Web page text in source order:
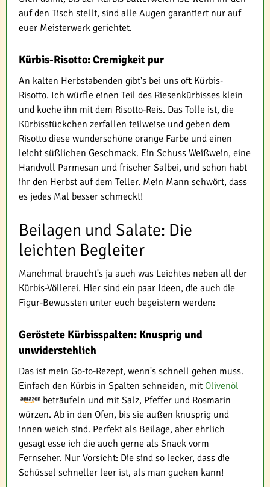
auf den Tisch stellt, sind alle Augen garantiert nur auf
euer Meisterwerk gerichtet.
Kürbis-Risotto: Cremigkeit pur
An kalten Herbstabenden gibt's bei uns oft Kürbis-
Risotto. Ich würfle einen Teil des Riesenkürbisses klein
und koche ihn mit dem Risotto-Reis. Das Tolle ist, die
Kürbisstückchen zerfallen teilweise und geben dem
Risotto diese wunderschöne orange Farbe und einen
leicht süßlichen Geschmack. Ein Schuss Weißwein, eine
Handvoll Parmesan und frischer Salbei, und schon habt
ihr den Herbst auf dem Teller. Mein Mann schwört, dass
es jedes Mal besser schmeckt!
Beilagen und Salate: Die
leichten Begleiter
Manchmal braucht's ja auch was Leichtes neben all der
Kürbis-Völlerei. Hier sind ein paar Ideen, die auch die
Figur-Bewussten unter euch begeistern werden:
Geröstete Kürbisspalten: Knusprig und
unwiderstehlich
Das ist mein Go-to-Rezept, wenn's schnell gehen muss.
Einfach den Kürbis in Spalten schneiden, mit Olivenöl
beträufeln und mit Salz, Pfeffer und Rosmarin
würzen. Ab in den Ofen, bis sie außen knusprig und
innen weich sind. Perfekt als Beilage, aber ehrlich
gesagt esse ich die auch gerne als Snack vorm
Fernseher. Nur Vorsicht: Die sind so lecker, dass die
Schüssel schneller leer ist, als man gucken kann!